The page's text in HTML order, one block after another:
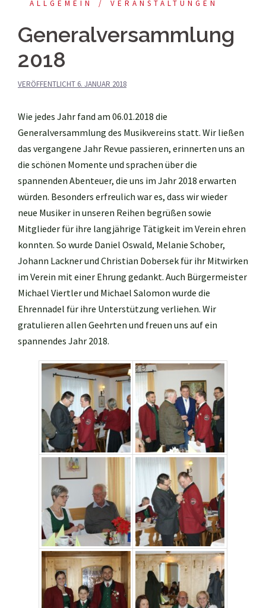
ALLGEMEIN VERANSTALTUNGEN
Generalversammlung
2018
VERÖFFENTLICHT 6. JANUAR 2018
Wie jedes Jahr fand am 06.01.2018 die
Generalversammlung des Musikvereins statt. Wir ließen
das vergangene Jahr Revue passieren, erinnerten uns an
die schönen Momente und sprachen über die
spannenden Abenteuer, die uns im Jahr 2018 erwarten
würden. Besonders erfreulich war es, dass wir wieder
neue Musiker in unseren Reihen begrüßen sowie
Mitglieder für ihre langjährige Tätigkeit im Verein ehren
konnten. So wurde Daniel Oswald, Melanie Schober,
Johann Lackner und Christian Dobersek für ihr Mitwirken
im Verein mit einer Ehrung gedankt. Auch Bürgermeister
Michael Viertler und Michael Salomon wurde die
Ehrennadel für ihre Unterstützung verliehen. Wir
gratulieren allen Geehrten und freuen uns auf ein
spannendes Jahr 2018.